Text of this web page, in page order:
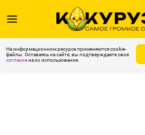
На информационном ресурсе применяются cookie-
файлы. Оставаясь на сайте, вы подтверждаете свое
согласиена их использование.